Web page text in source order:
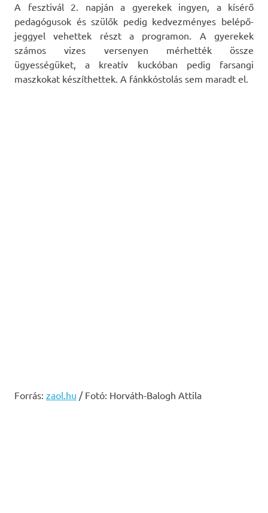
A fesztivál 2. napján a gyerekek ingyen, a kísérő
pedagógusok és szülők pedig kedvezményes belépő­
jeggyel vehettek részt a programon. A gyerekek
számos vizes versenyen mérhették össze
ügyességüket, a kreatív kuckóban pedig farsangi
maszkokat készíthettek. A fánkkóstolás sem maradt el.
Forrás: zaol.hu / Fotó: Horváth-Balogh Attila